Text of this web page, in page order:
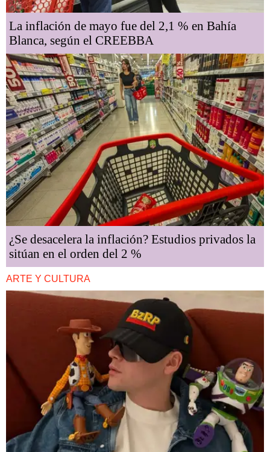
La inflación de mayo fue del 2,1 % en Bahía
Blanca, según el CREEBBA
¿Se desacelera la inflación? Estudios privados la
sitúan en el orden del 2 %
ARTE Y CULTURA